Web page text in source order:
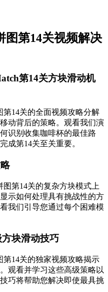
图第14关视频解决
第14关方块滑动机
第14关的全面视频攻略分解
动背后的策略。观看我们演
识别收集咖啡杯的最佳路
成第14关至关重要。
图第14关的复杂方块模式上
示如何处理具有挑战性的方
我们引导您通过每个困难模
块滑动技巧
第14关的独家视频攻略揭示
观看并学习这些高级策略以
巧将帮助您解决即使最具挑